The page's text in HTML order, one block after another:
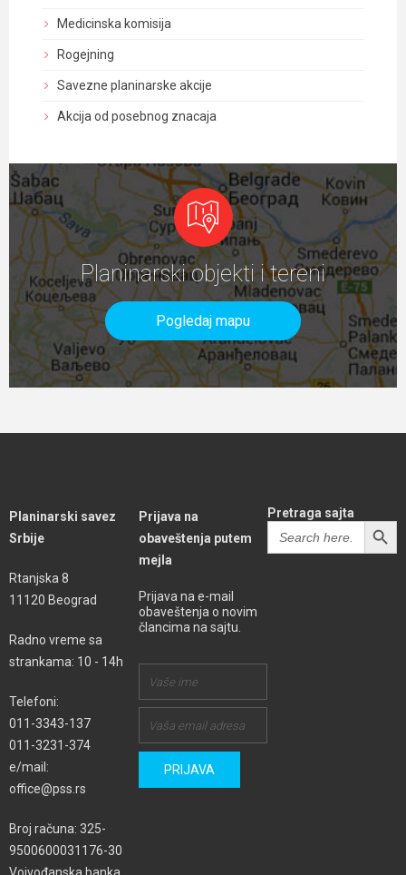
Medicinska komisija
Rogejning
Savezne planinarske akcije
Akcija od posebnog znacaja
Planinarski objekti i tereni
Pogledaj mapu
Planinarski savez
Srbije
Rtanjska 8
11120 Beograd
Radno vreme sa
strankama: 10 - 14h
Telefoni:
011-3343-137
011-3231-374
e/mail:
office@pss.rs
Broj računa: 325-
9500600031176-30
Prijava na
obaveštenja putem
mejla
Prijava na e-mail
obaveštenja o novim
člancima na sajtu.
Pretraga sajta
Search
for:
SEARCH